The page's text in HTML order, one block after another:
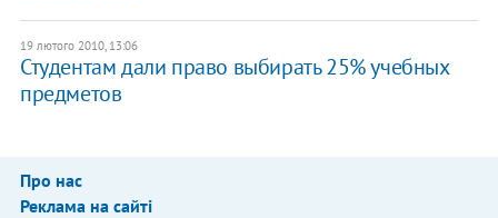
19 лютого 2010, 13:06
Студентам дали право выбирать 25% учебных
предметов
Про нас
Реклама на сайті